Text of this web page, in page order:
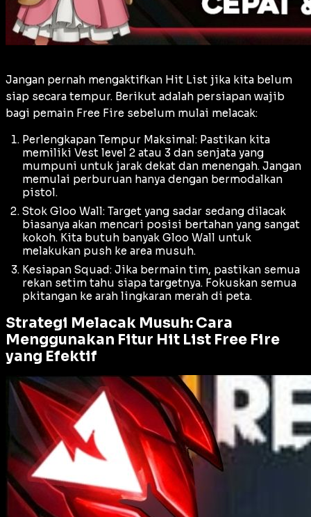
Jangan pernah mengaktifkan Hit List jika kita belum
siap secara tempur. Berikut adalah persiapan wajib
bagi pemain Free Fire sebelum mulai melacak:
Perlengkapan Tempur Maksimal: Pastikan kita
memiliki Vest level 2 atau 3 dan senjata yang
mumpuni untuk jarak dekat dan menengah. Jangan
memulai perburuan hanya dengan bermodalkan
pistol.
Stok Gloo Wall: Target yang sadar sedang dilacak
biasanya akan mencari posisi bertahan yang sangat
kokoh. Kita butuh banyak Gloo Wall untuk
melakukan push ke area musuh.
Kesiapan Squad: Jika bermain tim, pastikan semua
rekan setim tahu siapa targetnya. Fokuskan semua
pkitangan ke arah lingkaran merah di peta.
Strategi Melacak Musuh: Cara
Menggunakan Fitur Hit List Free Fire
yang Efektif